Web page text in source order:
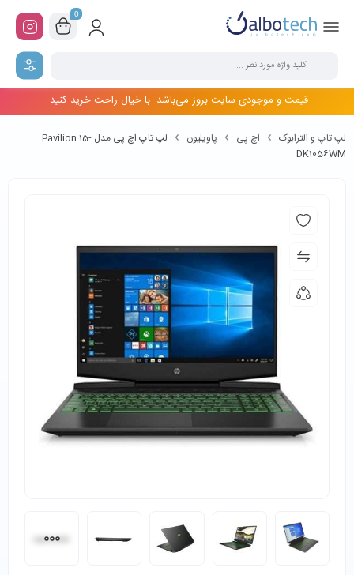
0
قیمت و موجودی سایت بروز می‌باشد. با خیال راحت خرید کنید.
لپ تاپ و الترابوک اچ پی پاویلیون
لپ تاپ اچ پی مدل Pavilion 15-
DK1056WM